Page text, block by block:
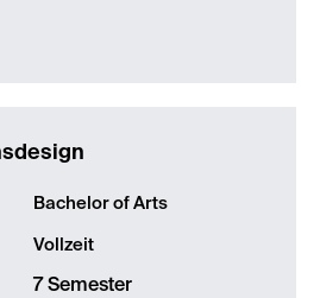
Bachelor of Arts
Vollzeit
7 Semester